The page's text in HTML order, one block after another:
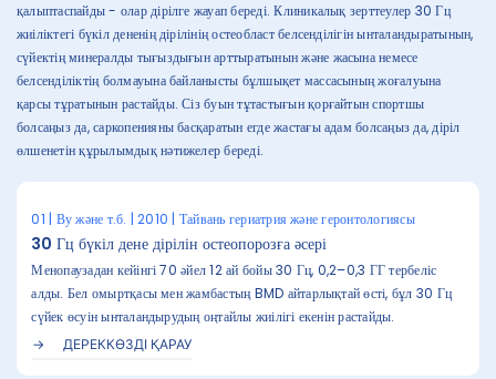
қалыптаспайды - олар дірілге жауап береді. Клиникалық зерттеулер 30 Гц
жиіліктегі бүкіл дененің дірілінің остеобласт белсенділігін ынталандыратынын,
сүйектің минералды тығыздығын арттыратынын және жасына немесе
белсенділіктің болмауына байланысты бұлшықет массасының жоғалуына
қарсы тұратынын растайды. Сіз буын тұтастығын қорғайтын спортшы
болсаңыз да, саркопенияны басқаратын егде жастағы адам болсаңыз да, діріл
өлшенетін құрылымдық нәтижелер береді.
01 | Ву және т.б. | 2010 | Тайвань гериатрия және геронтологиясы
30 Гц бүкіл дене дірілін остеопорозға әсері
Менопаузадан кейінгі 70 әйел 12 ай бойы 30 Гц, 0,2–0,3 ГГ тербеліс
алды. Бел омыртқасы мен жамбастың BMD айтарлықтай өсті, бұл 30 Гц
сүйек өсуін ынталандырудың оңтайлы жиілігі екенін растайды.
ДЕРЕККӨЗДІ ҚАРАУ